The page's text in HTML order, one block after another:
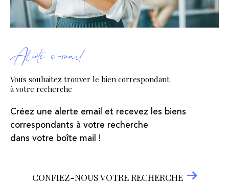
Alerte e-mail
Vous souhaitez trouver le bien correspondant
à votre recherche
Créez une alerte email et recevez les biens
correspondants à votre recherche
dans votre boîte mail !
CONFIEZ-NOUS VOTRE RECHERCHE